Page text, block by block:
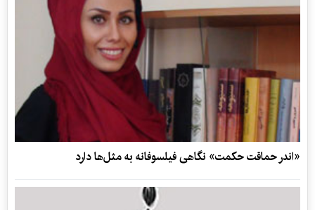
«اندر حماقت حکمت» نگاهی فیلسوفانه به مثل‌ها دارد